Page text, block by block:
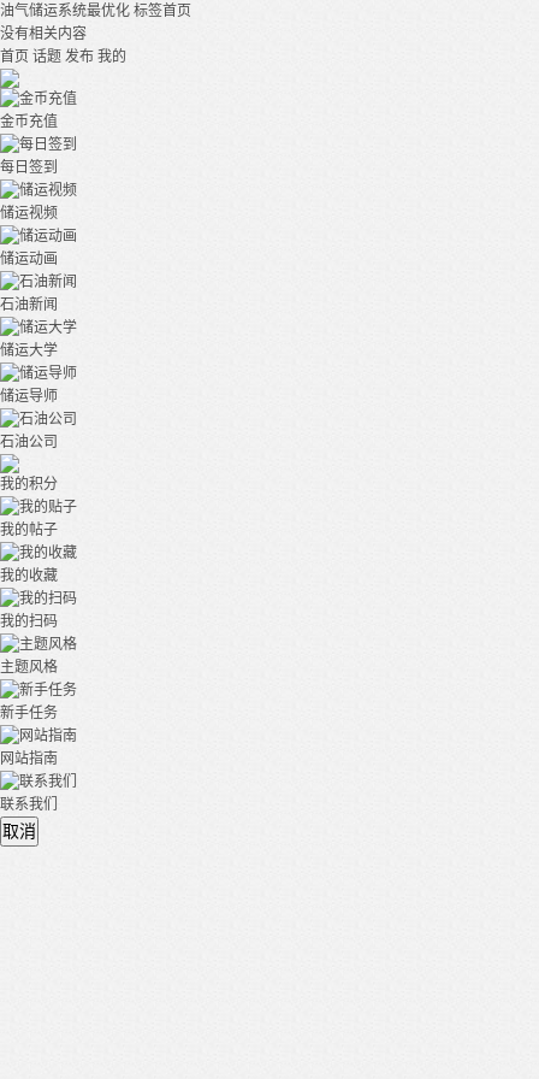
油气储运系统最优化 标签首页
没有相关内容
首页 话题 发布 我的
金币充值
每日签到
储运视频
储运动画
石油新闻
储运大学
储运导师
石油公司
我的积分
我的帖子
我的收藏
我的扫码
主题风格
新手任务
网站指南
联系我们
取消